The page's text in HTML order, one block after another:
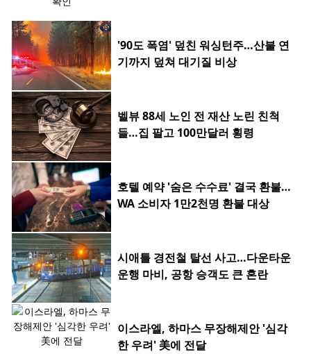
'90도 폭염' 덮친 워싱턴주…산불 연
기까지 덮쳐 대기질 비상
벨뷰 88세 노인 전 재산 노린 친척
들…집 팔고 100만달러 횡령
호텔 예약 '숨은 수수료' 결국 환불…
WA 소비자 1만2천명 환불 대상
시애틀 경전철 탈선 사고…다운타운
운행 마비, 공항 승객도 큰 혼란
이스라엘, 하마스 무장해제안 '심각
한 우려' 美에 전달